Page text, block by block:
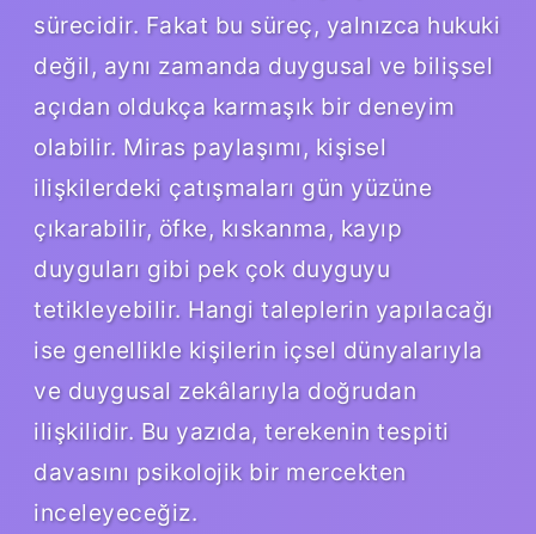
sürecidir. Fakat bu süreç, yalnızca hukuki
değil, aynı zamanda duygusal ve bilişsel
açıdan oldukça karmaşık bir deneyim
olabilir. Miras paylaşımı, kişisel
ilişkilerdeki çatışmaları gün yüzüne
çıkarabilir, öfke, kıskanma, kayıp
duyguları gibi pek çok duyguyu
tetikleyebilir. Hangi taleplerin yapılacağı
ise genellikle kişilerin içsel dünyalarıyla
ve duygusal zekâlarıyla doğrudan
ilişkilidir. Bu yazıda, terekenin tespiti
davasını psikolojik bir mercekten
inceleyeceğiz.